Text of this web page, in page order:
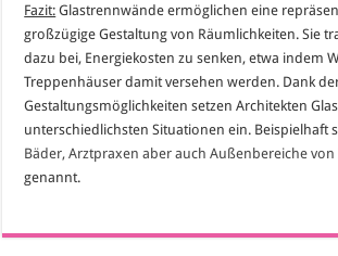
Fazit: Glastrennwände ermöglichen eine
großzügige Gestaltung von Räumlichkeiten. Sie
dazu bei, Energiekosten zu senken, etwa indem
Treppenhäuser damit versehen werden. Dank
Gestaltungsmöglichkeiten setzen Architekten
unterschiedlichsten Situationen ein. Beispielhaft
Bäder, Arztpraxen aber auch Außenbereiche
genannt.